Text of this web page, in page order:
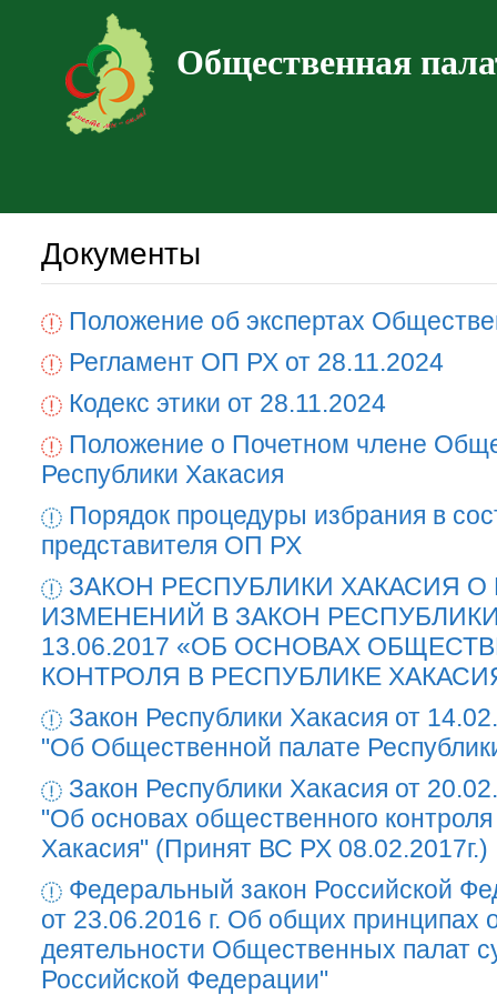
Общественная
Документы
Положение об экспертах
Регламент ОП РХ от 28.11.2024
Кодекс этики от 28.11.2024
Положение о Почетном члене
Республики Хакасия
Порядок процедуры избрания в
представителя ОП РХ
ЗАКОН РЕСПУБЛИКИ ХАКАСИЯ
ИЗМЕНЕНИЙ В ЗАКОН
13.06.2017 «ОБ ОСНОВАХ
КОНТРОЛЯ В РЕСПУБЛИКЕ
Закон Республики Хакасия от
"Об Общественной палате
Закон Республики Хакасия от
"Об основах общественного
Хакасия" (Принят ВС РХ 08.02.2017г.)
Федеральный закон Российской
от 23.06.2016 г. Об общих принципах
деятельности Общественных палат
Российской Федерации"